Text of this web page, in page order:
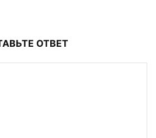
ОТВЕТ